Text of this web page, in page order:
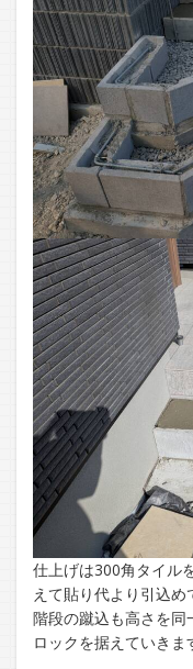
仕上げは300角タイル
えて貼り代より引込め
階段の蹴込も高さを
ロックを据えていきま